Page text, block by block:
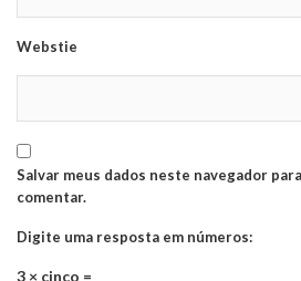
Webstie
Salvar meus dados neste navegador
comentar.
Digite uma resposta em números:
3 × cinco =